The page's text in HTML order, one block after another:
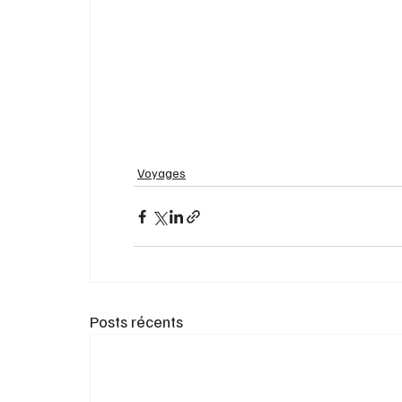
Voyages
Posts récents